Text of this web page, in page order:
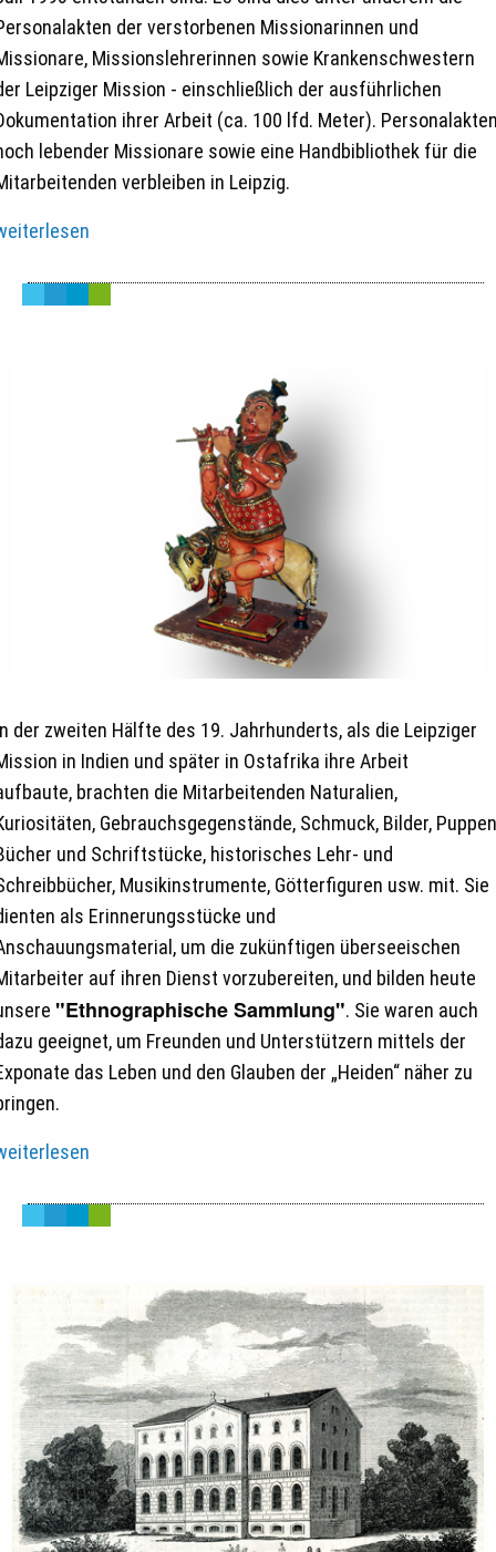
der verstorbenen Missionarinnen und
Missionslehrerinnen sowie Krankenschwestern
Leipziger Mission - einschließlich der ausführlichen
ihrer Arbeit (ca. 100 lfd. Meter).
lebender Missionare sowie eine Handbibliothek für die
verbleiben in Leipzig.
der zweiten Hälfte des 19. Jahrhunderts, als die Leipziger
in Indien und später in Ostafrika ihre Arbeit
brachten die Mitarbeitenden Naturalien,
Gebrauchsgegenstände, Schmuck, Bilder,
und Schriftstücke, historisches Lehr- und
Musikinstrumente, Götterfiguren usw. mit. Sie
als Erinnerungsstücke und
um die zukünftigen überseeischen
auf ihren Dienst vorzubereiten, und bilden heute
"Ethnographische Sammlung". Sie waren auch
geeignet, um Freunden und Unterstützern mittels der
das Leben und den Glauben der „Heiden“ näher zu